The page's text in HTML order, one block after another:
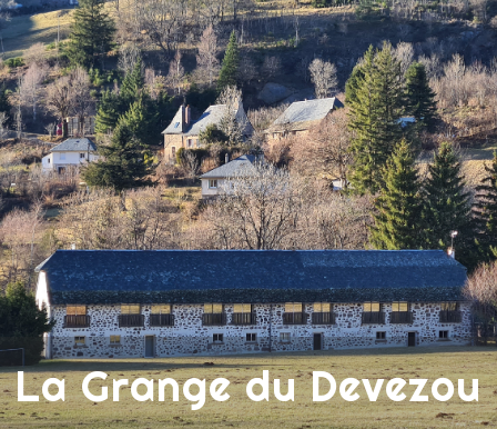
La Grange du Devezou